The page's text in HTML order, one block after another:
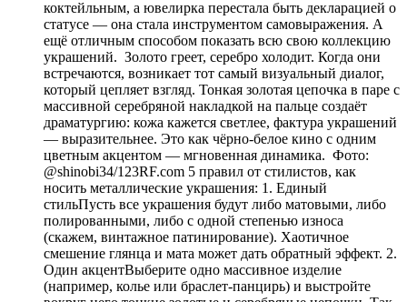
коктейльным, а ювелирка перестала быть декларацией о
статусе — она стала инструментом самовыражения. А
ещё отличным способом показать всю свою коллекцию
украшений. Золото греет, серебро холодит. Когда они
встречаются, возникает тот самый визуальный диалог,
который цепляет взгляд. Тонкая золотая цепочка в паре с
массивной серебряной накладкой на пальце создаёт
драматургию: кожа кажется светлее, фактура украшений
— выразительнее. Это как чёрно-белое кино с одним
цветным акцентом — мгновенная динамика. Фото:
@shinobi34/123RF.com 5 правил от стилистов, как
носить металлические украшения: 1. Единый
стильПусть все украшения будут либо матовыми, либо
полированными, либо с одной степенью износа
(скажем, винтажное патинирование). Хаотичное
смешение глянца и мата может дать обратный эффект. 2.
Один акцентВыберите одно массивное изделие
(например, колье или браслет-панцирь) и выстройте